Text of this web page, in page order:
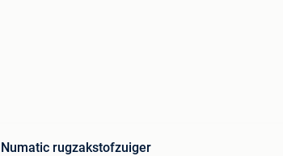
Numatic rugzakstofzuiger